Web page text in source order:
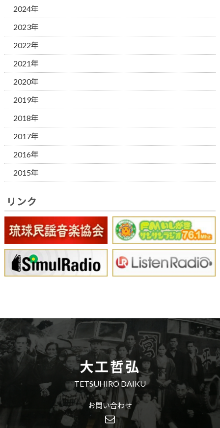
2024年
2023年
2022年
2021年
2020年
2019年
2018年
2017年
2016年
2015年
リンク
大工哲弘
TETSUHIRO DAIKU
お問い合わせ